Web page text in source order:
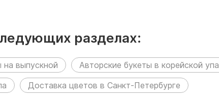
разделах:
выпускной
Авторские букеты в корейской
Доставка цветов в Санкт-Петербурге